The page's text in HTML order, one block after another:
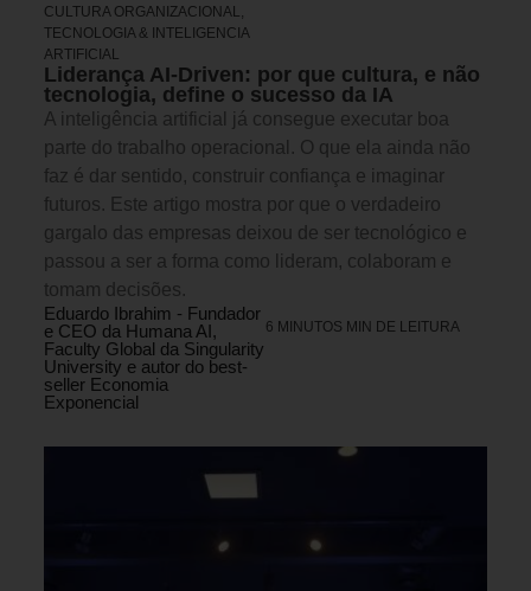
CULTURA ORGANIZACIONAL,
TECNOLOGIA & INTELIGENCIA
ARTIFICIAL
Liderança AI-Driven: por que cultura, e não
tecnologia, define o sucesso da IA
A inteligência artificial já consegue executar boa
parte do trabalho operacional. O que ela ainda não
faz é dar sentido, construir confiança e imaginar
futuros. Este artigo mostra por que o verdadeiro
gargalo das empresas deixou de ser tecnológico e
passou a ser a forma como lideram, colaboram e
tomam decisões.
Eduardo Ibrahim - Fundador
e CEO da Humana AI,
Faculty Global da Singularity
University e autor do best-
seller Economia
Exponencial
6 MINUTOS MIN DE LEITURA